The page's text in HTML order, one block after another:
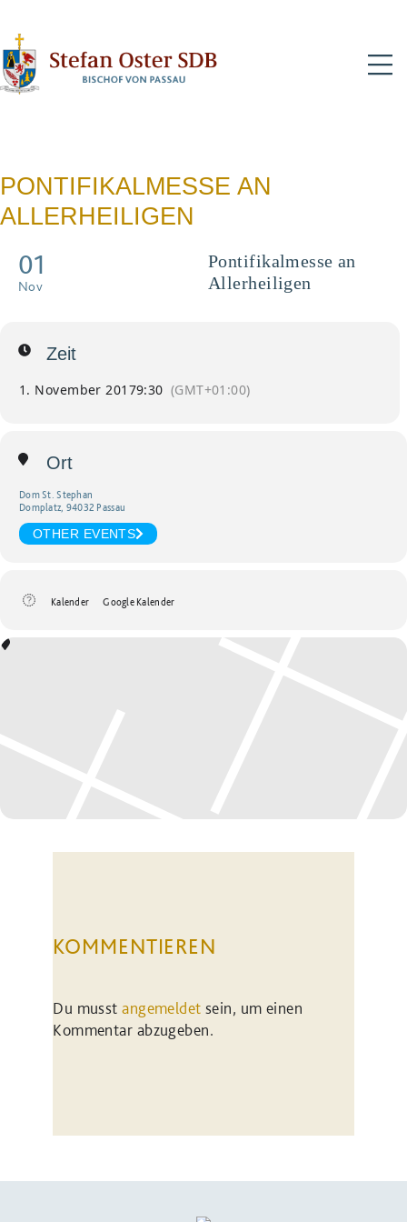
PONTIFIKALMESSE AN
ALLERHEILIGEN
01
Nov
Pontifikalmesse an
Allerheiligen
Zeit
1. November 20179:30 (GMT+01:00)
Ort
Dom St. Stephan
Domplatz, 94032 Passau
OTHER EVENTS
Kalender Google Kalender
KOMMENTIEREN
Du musstangemeldet sein, um einen
Kommentar abzugeben.